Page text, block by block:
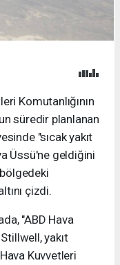
Komutanlığının
süredir planlanan
"sıcak yakıt
Üssü'ne geldiğini
çizdi.
"ABD Hava
yakıt
Kuvvetleri